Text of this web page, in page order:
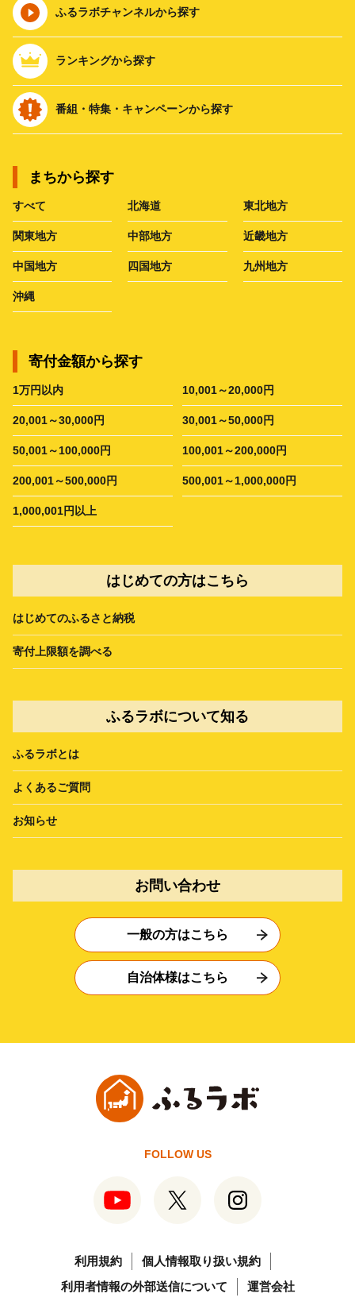
ふるラボチャンネルから探す
ランキングから探す
番組・特集・キャンペーンから探す
まちから探す
すべて 北海道 東北地方
関東地方 中部地方 近畿地方
中国地方 四国地方 九州地方
沖縄
寄付金額から探す
1万円以内 10,001～20,000円
20,001～30,000円 30,001～50,000円
50,001～100,000円 100,001～200,000円
200,001～500,000円 500,001～1,000,000円
1,000,001円以上
はじめての方はこちら
はじめてのふるさと納税
寄付上限額を調べる
ふるラボについて知る
ふるラボとは
よくあるご質問
お知らせ
お問い合わせ
一般の方はこちら
自治体様はこちら
FOLLOW US
利用規約
個人情報取り扱い規約
利用者情報の外部送信について
運営会社